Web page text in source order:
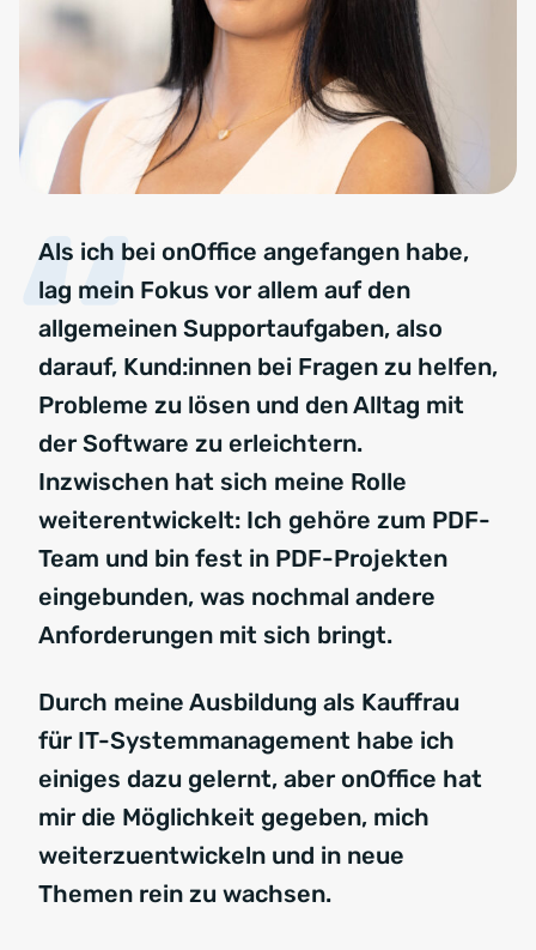
Als ich bei onOffice angefangen habe,
lag mein Fokus vor allem auf den
allgemeinen Supportaufgaben, also
darauf, Kund:innen bei Fragen zu helfen,
Probleme zu lösen und den Alltag mit
der Software zu erleichtern.
Inzwischen hat sich meine Rolle
weiterentwickelt: Ich gehöre zum PDF-
Team und bin fest in PDF-Projekten
eingebunden, was nochmal andere
Anforderungen mit sich bringt.
Durch meine Ausbildung als Kauffrau
für IT-Systemmanagement habe ich
einiges dazu gelernt, aber onOffice hat
mir die Möglichkeit gegeben, mich
weiterzuentwickeln und in neue
Themen rein zu wachsen.